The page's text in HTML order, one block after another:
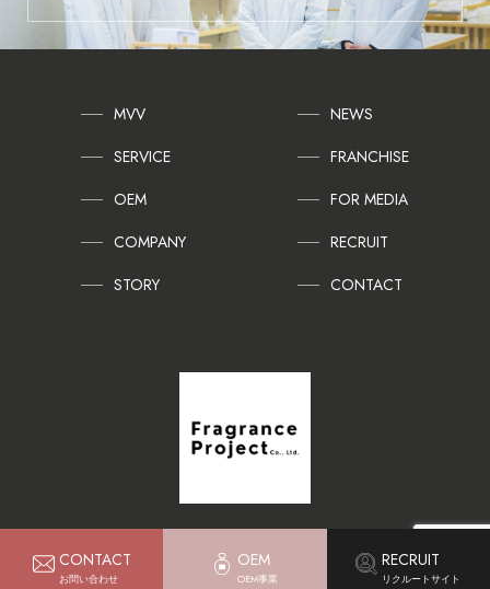
CONTACT
お問い合わせ
OEM
OEM事業
RECRUIT
リクルートサイト
MVV
SERVICE
OEM
COMPANY
STORY
NEWS
FRANCHISE
FOR MEDIA
RECRUIT
CONTACT
Copyright © Fragrance Project Co., Ltd. All Rights Reserved.